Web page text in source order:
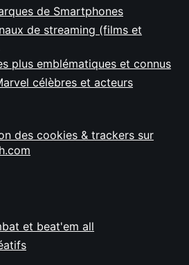
de Smartphones
de streaming (films et
plus emblématiques et connus
célèbres et acteurs
des cookies & trackers sur
et beat'em all